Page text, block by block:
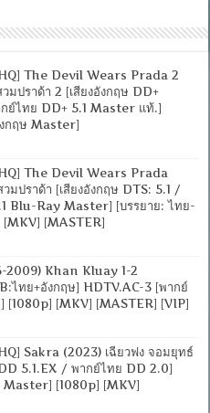
The Devil Wears Prada 2
มปราด้า 2 [เสียงอังกฤษ DD+
ย์ไทย DD+ 5.1 Master แท้.]
กฤษ Master]
The Devil Wears Prada
มปราด้า [เสียงอังกฤษ DTS: 5.1 /
Blu-Ray Master] [บรรยาย: ไทย-
[MASTER]
2009) Khan Kluay 1-2
ไทย+อังกฤษ] HDTV.AC-3 [พากย์
[1080p] [MKV] [MASTER] [VIP]
Sakra (2023) เฉียวฟง จอมยุทธ์
5.1.EX / พากย์ไทย DD 2.0]
Master] [1080p] [MKV]